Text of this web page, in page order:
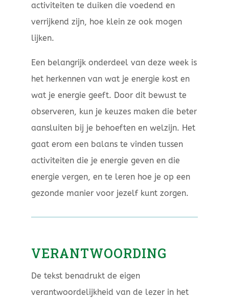
activiteiten te duiken die voedend en
verrijkend zijn, hoe klein ze ook mogen
lijken.
Een belangrijk onderdeel van deze week is
het herkennen van wat je energie kost en
wat je energie geeft. Door dit bewust te
observeren, kun je keuzes maken die beter
aansluiten bij je behoeften en welzijn. Het
gaat erom een balans te vinden tussen
activiteiten die je energie geven en die
energie vergen, en te leren hoe je op een
gezonde manier voor jezelf kunt zorgen.
VERANTWOORDING
De tekst benadrukt de eigen
verantwoordelijkheid van de lezer in het